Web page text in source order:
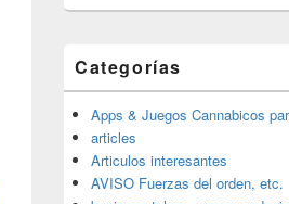
Categorías
Apps & Juegos Cannabicos
articles
Articulos interesantes
AVISO Fuerzas del orden, etc.